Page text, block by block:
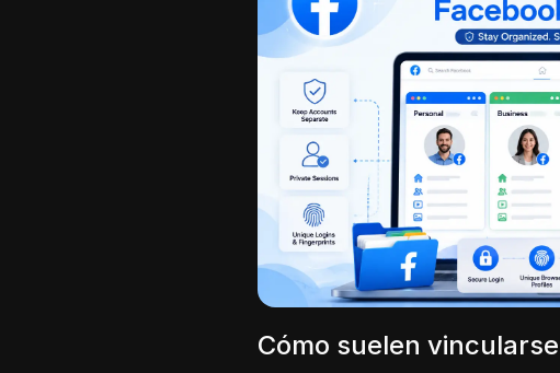
Cómo suelen